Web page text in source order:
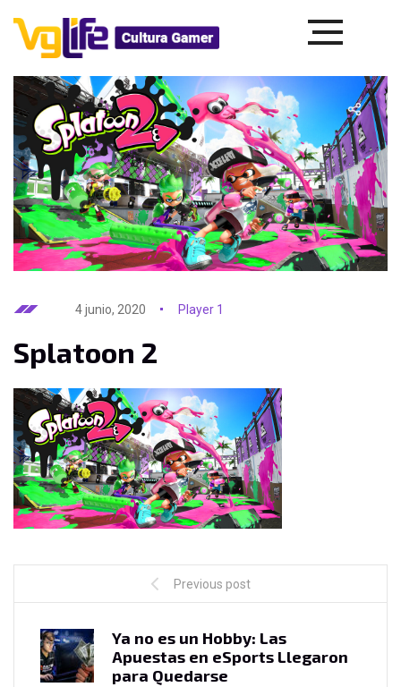
4 junio, 2020 Player 1
Splatoon 2
Previous post
Ya no es un Hobby: Las
Apuestas en eSports Llegaron
para Quedarse